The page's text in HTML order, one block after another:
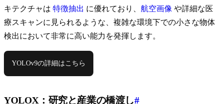
キテクチャは 特徴抽出 に優れており、 航空画像 や詳細な医
療スキャンに見られるような、複雑な環境下での小さな物体
検出において非常に高い能力を発揮します。
YOLOv9の詳細はこちら
YOLOX：研究と産業の橋渡し#